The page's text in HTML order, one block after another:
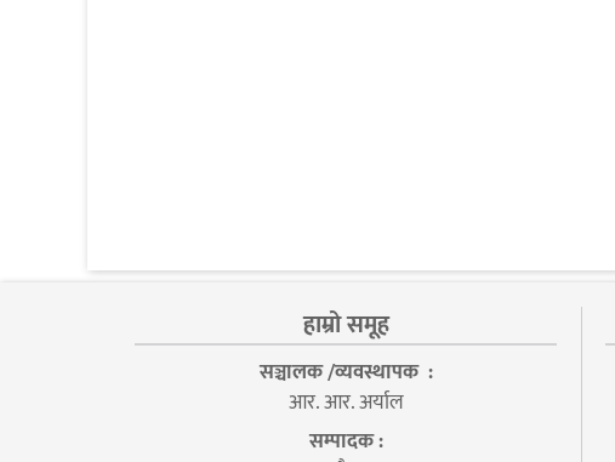
हाम्रो समूह
सञ्चालक /व्यवस्थापक :
आर. आर. अर्याल
सम्पादक :